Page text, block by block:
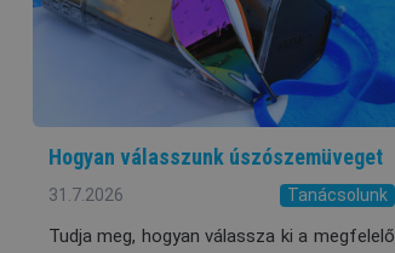
Hogyan válasszunk úszószemüveget
31.7.2026 Tanácsolunk
Tudja meg, hogyan válassza ki a megfelelő